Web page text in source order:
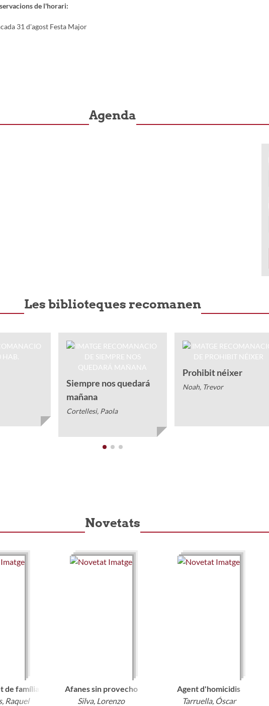
de l'horari:
31 d'agost Festa Major
Agenda
Les biblioteques recomanen
Siempre nos quedará
mañana
Cortellesi, Paola
Prohibit néixer
Noah, Trevor
Novetats
conte
de família
Raquel
Afanes sin provecho
Silva, Lorenzo
Agent d'homicidis
Tarruella, Óscar